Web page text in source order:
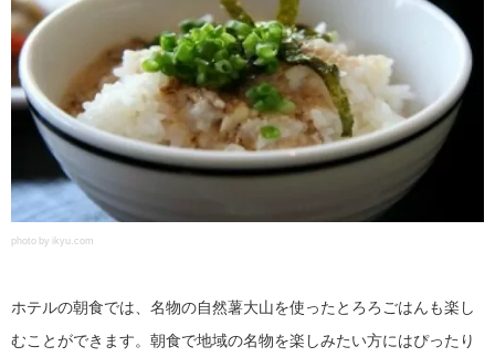
photo by ikyu.com
ホテルの朝食では、名物の自然薯大山を使ったとろろごはんも楽し
むことができます。朝食で地域の名物を楽しみたい方にはぴったり